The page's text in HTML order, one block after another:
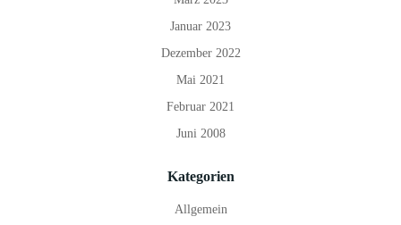
Januar 2023
Dezember 2022
Mai 2021
Februar 2021
Juni 2008
Kategorien
Allgemein